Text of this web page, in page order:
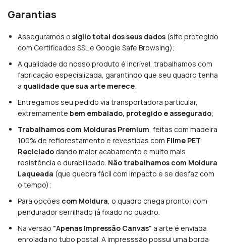
Garantias
Asseguramos o sigilo total dos seus dados (site protegido
com Certificados SSL e Google Safe Browsing);
A qualidade do nosso produto é incrível, trabalhamos com
fabricação especializada, garantindo que seu quadro tenha
a qualidade que sua arte merece;
Entregamos seu pedido via transportadora particular,
extremamente bem embalado, protegido e assegurado;
Trabalhamos com Molduras Premium, feitas com madeira
100% de reflorestamento e revestidas com Filme PET
Reciclado dando maior acabamento e muito mais
resistência e durabilidade. Não trabalhamos com Moldura
Laqueada (que quebra fácil com impacto e se desfaz com
o tempo);
Para opções com Moldura, o quadro chega pronto: com
pendurador serrilhado já fixado no quadro.
Na versão "Apenas Impressão Canvas" a arte é enviada
enrolada no tubo postal. A impresssão possui uma borda